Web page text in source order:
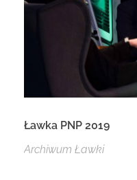
Ławka PNP 2019
Archiwum Ławki